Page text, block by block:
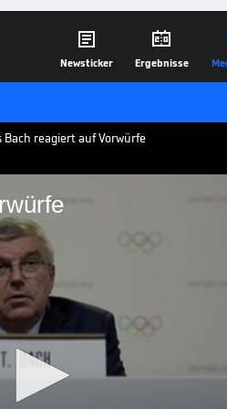

Newsticker

Ergebnisse
Bach reagiert auf Vorwürfe
Vorwürfe
Vorgehen des IOC
in Tokio und wehrt